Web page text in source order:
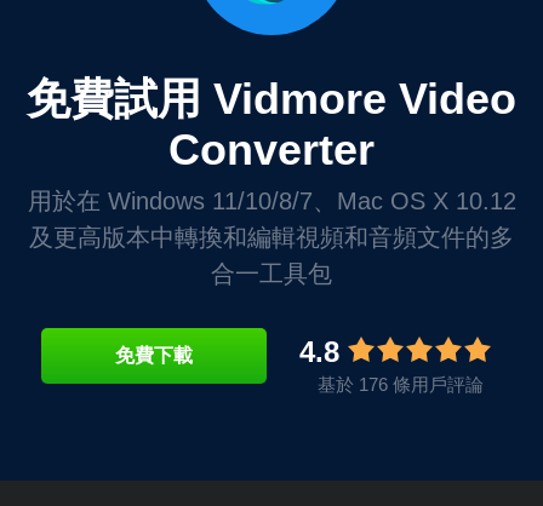
免費試用 Vidmore Video
Converter
用於在 Windows 11/10/8/7、Mac OS X 10.12
及更高版本中轉換和編輯視頻和音頻文件的多
合一工具包
免費下載 4.8
基於 176 條用戶評論